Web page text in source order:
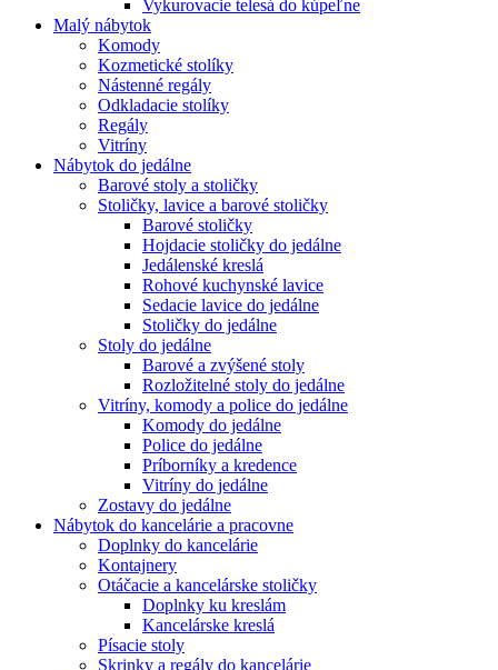
Vykurovacie telesá do kúpeľne
Malý nábytok
Komody
Kozmetické stolíky
Nástenné regály
Odkladacie stolíky
Regály
Vitríny
Nábytok do jedálne
Barové stoly a stoličky
Stoličky, lavice a barové stoličky
Barové stoličky
Hojdacie stoličky do jedálne
Jedálenské kreslá
Rohové kuchynské lavice
Sedacie lavice do jedálne
Stoličky do jedálne
Stoly do jedálne
Barové a zvýšené stoly
Rozložitelné stoly do jedálne
Vitríny, komody a police do jedálne
Komody do jedálne
Police do jedálne
Príborníky a kredence
Vitríny do jedálne
Zostavy do jedálne
Nábytok do kancelárie a pracovne
Doplnky do kancelárie
Kontajnery
Otáčacie a kancelárske stoličky
Doplnky ku kreslám
Kancelárske kreslá
Písacie stoly
Skrinky a regály do kancelárie